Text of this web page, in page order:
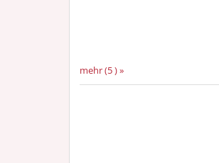
mehr (5 ) »